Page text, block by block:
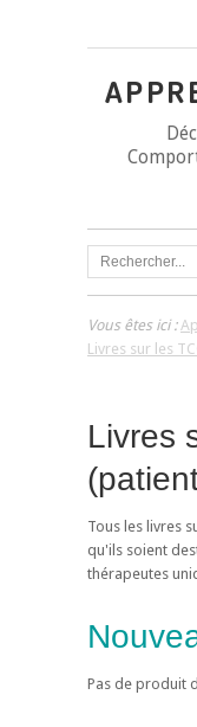
Vous êtes ici :
Livres sur les
Livres
Tous les livres
qu'ils soient
thérapeutes
Pas de produit